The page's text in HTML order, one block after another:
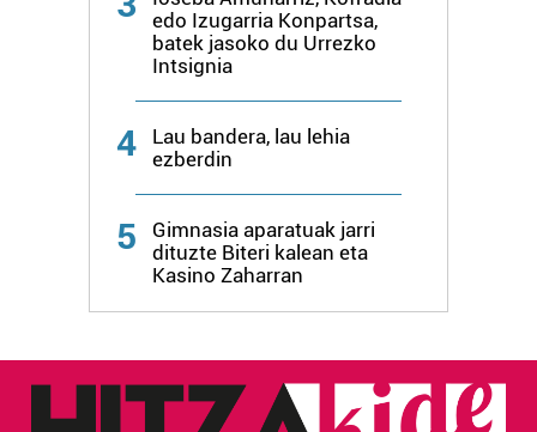
edo Izugarria Konpartsa,
batek jasoko du Urrezko
Intsignia
4
Lau bandera, lau lehia
ezberdin
5
Gimnasia aparatuak jarri
dituzte Biteri kalean eta
Kasino Zaharran